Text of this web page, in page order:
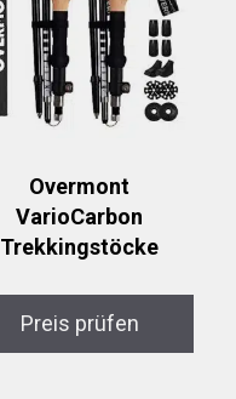
Overmont
VarioCarbon
Trekkingstöcke
Preis prüfen